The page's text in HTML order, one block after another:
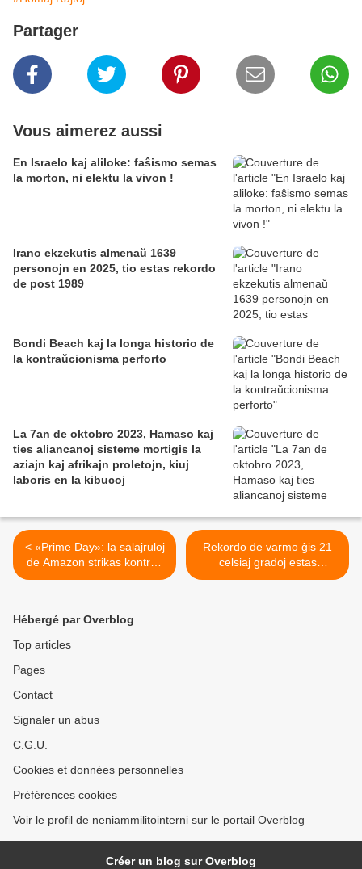
Partager
Vous aimerez aussi
En Israelo kaj aliloke: faŝismo semas
la morton, ni elektu la vivon !
Irano ekzekutis almenaŭ 1639
personojn en 2025, tio estas rekordo
de post 1989
Bondi Beach kaj la longa historio de
la kontraŭcionisma perforto
La 7an de oktobro 2023, Hamaso kaj
ties aliancanoj sisteme mortigis la
aziajn kaj afrikajn proletojn, kiuj
laboris en la kibucoj
< «Prime Day»: la salajruloj
de Amazon strikas kontraŭ
la ĉiutaga «streso» kaj la
Rekordo de varmo ĝis 21
celsiaj gradoj estas
registrita apud la Norda
Hébergé par Overblog
Top articles
Pages
Contact
Signaler un abus
C.G.U.
Cookies et données personnelles
Préférences cookies
Voir le profil de neniammilitointerni sur le portail Overblog
Créer un blog sur Overblog